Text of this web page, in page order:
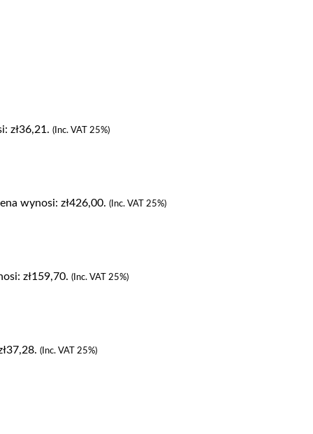
zł36,21. (Inc. VAT 25%)
wynosi: zł426,00. (Inc. VAT 25%)
zł159,70. (Inc. VAT 25%)
(Inc. VAT 25%)